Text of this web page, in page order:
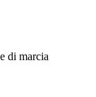
di marcia